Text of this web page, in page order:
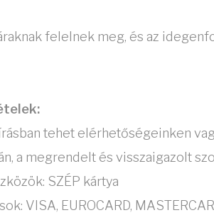
felelnek meg, és az
tehet elérhetőségeinken
a megrendelt és visszaigazolt
SZÉP kártya
VISA, EUROCARD,